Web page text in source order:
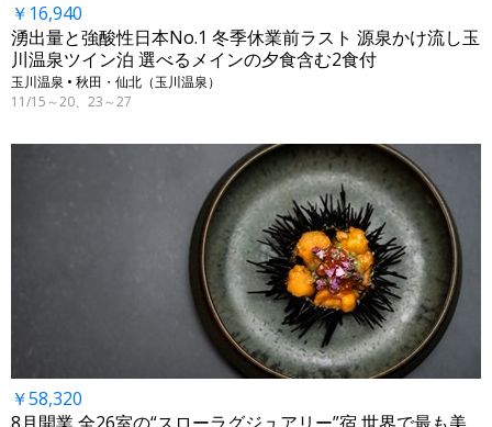
￥16,940
湧出量と強酸性日本No.1 冬季休業前ラスト 源泉かけ流し玉
川温泉ツイン泊 選べるメインの夕食含む2食付
玉川温泉 • 秋田・仙北（玉川温泉）
11/15～20、23～27
￥58,320